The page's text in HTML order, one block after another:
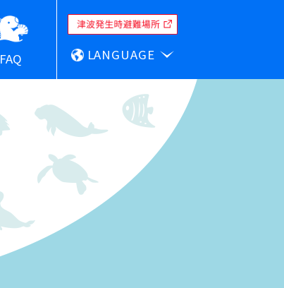
FAQ LANGUAGE